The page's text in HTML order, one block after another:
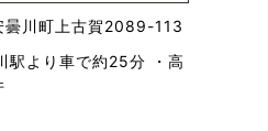
曇川町上古賀2089-113
駅より車で約25分 ・高